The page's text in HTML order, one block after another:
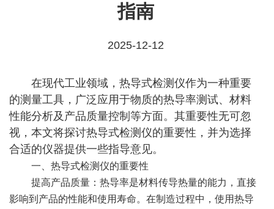
指南
2025-12-12
在现代工业领域，热导式检测仪作为一种重要
的测量工具，广泛应用于物质的热导率测试、材料
性能分析及产品质量控制等方面。其重要性无可忽
视，本文将探讨热导式检测仪的重要性，并为选择
合适的仪器提供一些指导意见。
一、热导式检测仪的重要性
提高产品质量：热导率是材料传导热量的能力，直接
影响到产品的性能和使用寿命。在制造过程中，使用热导